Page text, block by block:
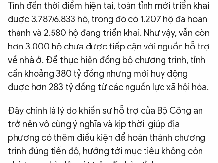
Tính đến thời điểm hiện tại, toàn tỉnh mới triển khai
được 3.787/6.833 hộ, trong đó có 1.207 hộ đã hoàn
thành và 2.580 hộ đang triển khai. Như vậy, vẫn còn
hơn 3.000 hộ chưa được tiếp cận với nguồn hỗ trợ
về nhà ở. Để thực hiện đồng bộ chương trình, tỉnh
cần khoảng 380 tỷ đồng nhưng mới huy động
được hơn 283 tỷ đồng từ các nguồn lực xã hội hóa.
Đây chính là lý do khiến sự hỗ trợ của Bộ Công an
trở nên vô cùng ý nghĩa và kịp thời, giúp địa
phương có thêm điều kiện để hoàn thành chương
trình đúng tiến độ, hướng tới mục tiêu không còn